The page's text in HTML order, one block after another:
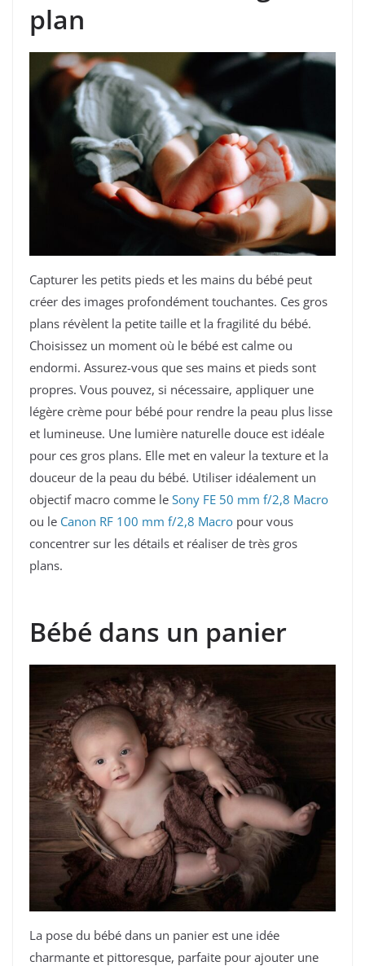
plan
Capturer les petits pieds et les mains du bébé peut
créer des images profondément touchantes. Ces gros
plans révèlent la petite taille et la fragilité du bébé.
Choisissez un moment où le bébé est calme ou
endormi. Assurez-vous que ses mains et pieds sont
propres. Vous pouvez, si nécessaire, appliquer une
légère crème pour bébé pour rendre la peau plus lisse
et lumineuse. Une lumière naturelle douce est idéale
pour ces gros plans. Elle met en valeur la texture et la
douceur de la peau du bébé. Utiliser idéalement un
objectif macro comme le Sony FE 50 mm f/2,8 Macro
ou le Canon RF 100 mm f/2,8 Macro pour vous
concentrer sur les détails et réaliser de très gros
plans.
Bébé dans un panier
La pose du bébé dans un panier est une idée
charmante et pittoresque, parfaite pour ajouter une